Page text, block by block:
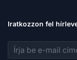
Iratkozzon fel
E-mail cím